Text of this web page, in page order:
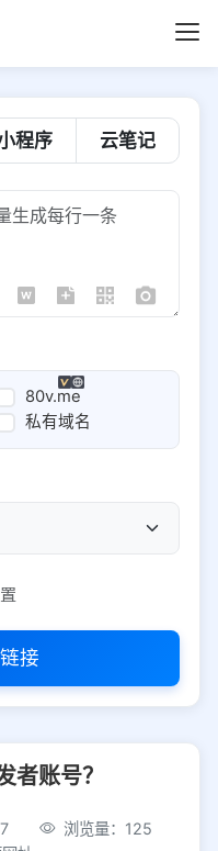
程序 云笔记
80v.me
私有域名
台
接
者账号？
浏览量：125